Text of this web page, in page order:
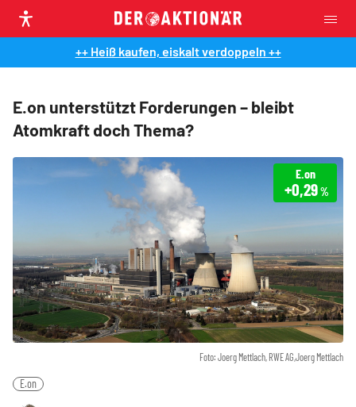
++ Heiß kaufen, eiskalt verdoppeln ++
E.on unterstützt Forderungen – bleibt
Atomkraft doch Thema?
Foto: Joerg Mettlach, RWE AG,Joerg Mettlach
E.on
+0,29%
E.on